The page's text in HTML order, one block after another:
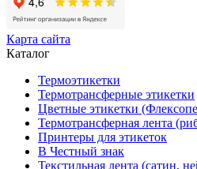
Карта сайта
Каталог
Термоэтикетки
Термотрансферные этикетки
Цветные этикетки
Термотрансферная лента
Принтеры для этикеток
В Честный знак
Текстильная лента (сатин,